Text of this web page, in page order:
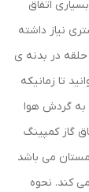
اتفاق
نیاز داشته
در بدنه ی
تا زمانیکه
گردش هوا
گاز کمپینگ
می باشد
کند. نحوه